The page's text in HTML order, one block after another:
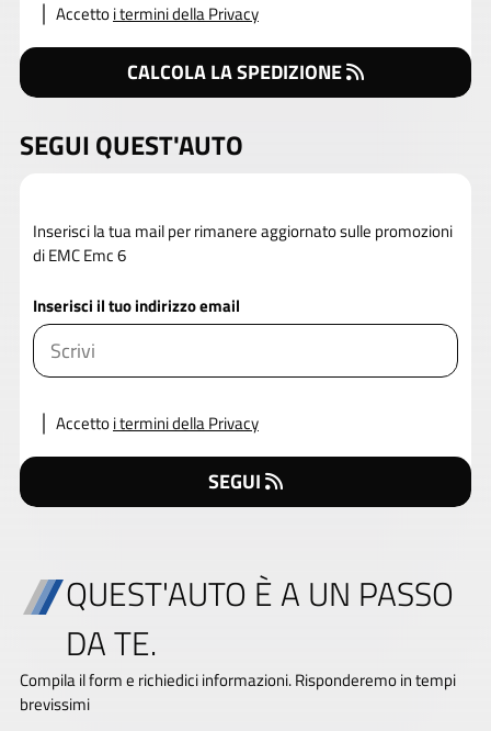
Accettoi termini della Privacy
CALCOLA LA SPEDIZIONE
SEGUI QUEST'AUTO
Inserisci la tua mail per rimanere aggiornato sulle promozioni
di EMC Emc 6
Inserisci il tuo indirizzo email
Accettoi termini della Privacy
SEGUI
QUEST'AUTO È A UN PASSO
DA TE.
Compila il form e richiedici informazioni. Risponderemo in tempi
brevissimi